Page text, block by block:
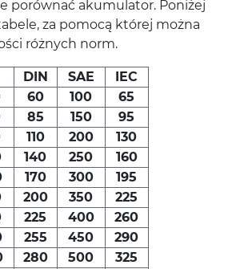
porównać akumulator. Poniżej
za pomocą której można
różnych norm.
DIN SAE
IEC
60 100
65
85 150
95
110 200
130
140 250
160
170 300
195
200 350
225
225 400
260
255 450
290
280 500
325